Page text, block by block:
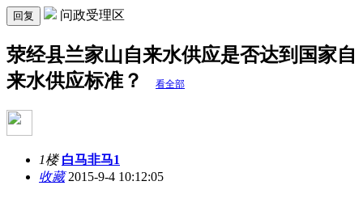
回复 问政受理区
荥经县兰家山自来水供应是否达到国家自
来水供应标准？
看全部
1楼 白马非马1
收藏2015-9-4 10:12:05